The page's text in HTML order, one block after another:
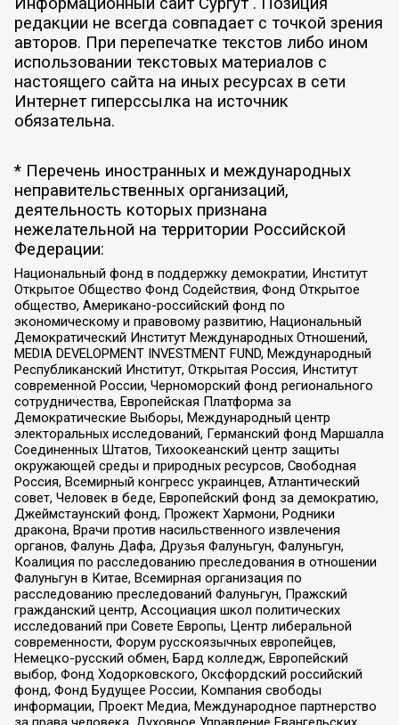
редакции не всегда совпадает с точкой зрения
авторов. При перепечатке текстов либо ином
использовании текстовых материалов с
настоящего сайта на иных ресурсах в сети
Интернет гиперссылка на источник
обязательна.
* Перечень иностранных и международных
неправительственных организаций,
деятельность которых признана
нежелательной на территории Российской
Федерации:
Национальный фонд в поддержку демократии, Институт
Открытое Общество Фонд Содействия, Фонд Открытое
общество, Американо-российский фонд по
экономическому и правовому развитию, Национальный
Демократический Институт Международных Отношений,
MEDIA DEVELOPMENT INVESTMENT FUND, Международный
Республиканский Институт, Открытая Россия, Институт
современной России, Черноморский фонд регионального
сотрудничества, Европейская Платформа за
Демократические Выборы, Международный центр
электоральных исследований, Германский фонд Маршалла
Соединенных Штатов, Тихоокеанский центр защиты
окружающей среды и природных ресурсов, Свободная
Россия, Всемирный конгресс украинцев, Атлантический
совет, Человек в беде, Европейский фонд за демократию,
Джеймстаунский фонд, Прожект Хармони, Родники
дракона, Врачи против насильственного извлечения
органов, Фалунь Дафа, Друзья Фалуньгун, Фалуньгун,
Коалиция по расследованию преследования в отношении
Фалуньгун в Китае, Всемирная организация по
расследованию преследований Фалуньгун, Пражский
гражданский центр, Ассоциация школ политических
исследований при Совете Европы, Центр либеральной
современности, Форум русскоязычных европейцев,
Немецко-русский обмен, Бард колледж, Европейский
выбор, Фонд Ходорковского, Оксфордский российский
фонд, Фонд Будущее России, Компания свободы
информации, Проект Медиа, Международное партнерство